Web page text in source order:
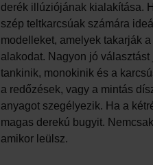
derék illúziójának kialakítása.
szép teltkarcsúak számára
modelleket, amelyek takarják
alakodat. Nagyon jó
tankinik, monokinik és a
a redőzések, vagy a mintás
anyagot szegélyezik. Ha a
magas derekú bugyit.
amikor leülsz.